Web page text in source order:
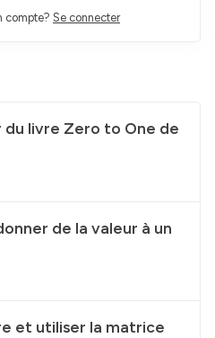
compte? Se connecter
du livre Zero to One de
de la valeur à un
et utiliser la matrice